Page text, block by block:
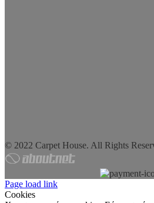
© 2022 Carpet House. All Rights
Page load link
Cookies